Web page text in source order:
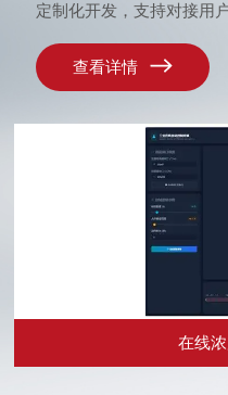
定制化开发，支持对接用
查看详情
在线